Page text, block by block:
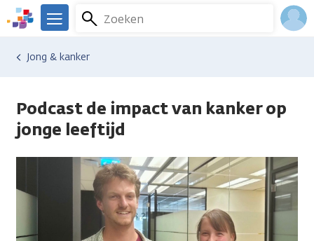
Overslaan
en
We
er
Kanker.nl
Zoeken
Menu
Jong & kanker
Podcast de impact van kanker op
jonge leeftijd